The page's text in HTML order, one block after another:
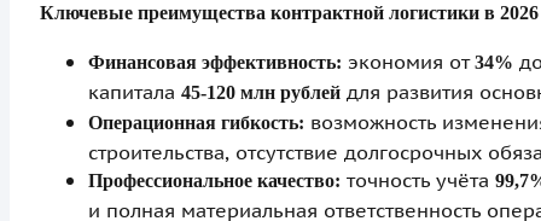
Ключевые преимущества контрактной логистики в 2026
Финансовая эффективность: экономия от34%
капитала 45-120 млн рублейдля развития
Операционная гибкость: возможность
строительства, отсутствие долгосрочных
Профессиональное качество: точность учёта
и полная материальная ответственность